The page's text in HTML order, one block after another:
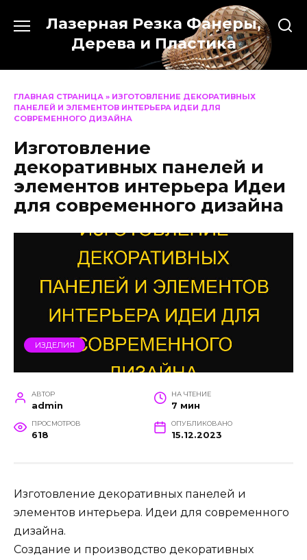
содержанию
Лазерная Резка Фанеры,
Дерева и Пластика
ГЛАВНАЯ СТРАНИЦА » ИЗГОТОВЛЕНИЕ ДЕКОРАТИВНЫХ
ПАНЕЛЕЙ И ЭЛЕМЕНТОВ ИНТЕРЬЕРА ИДЕИ ДЛЯ
СОВРЕМЕННОГО ДИЗАЙНА
Изготовление
декоративных панелей и
элементов интерьера Идеи
для современного дизайна
ИЗДЕЛИЯ
АВТОР
admin
НА ЧТЕНИЕ
7 мин
ПРОСМОТРОВ
618
ОПУБЛИКОВАНО
15.12.2023
Изготовление декоративных панелей и
элементов интерьера. Идеи для современного
дизайна.
Создание и производство декоративных